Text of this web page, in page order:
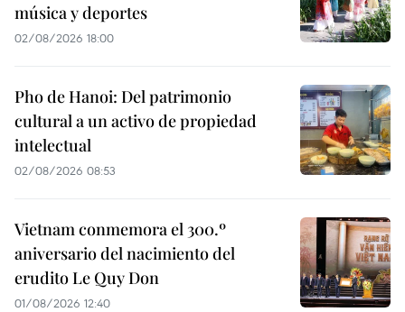
música y deportes
02/08/2026 18:00
Pho de Hanoi: Del patrimonio
cultural a un activo de propiedad
intelectual
02/08/2026 08:53
Vietnam conmemora el 300.º
aniversario del nacimiento del
erudito Le Quy Don
01/08/2026 12:40